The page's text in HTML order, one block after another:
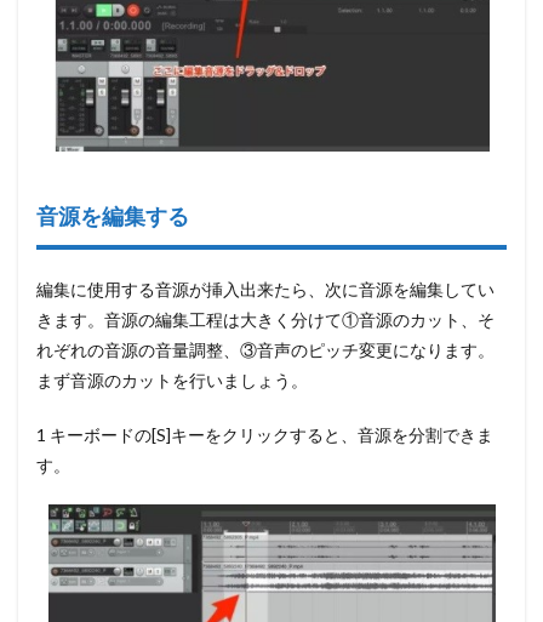
音源を編集する
編集に使用する音源が挿入出来たら、次に音源を編集してい
きます。音源の編集工程は大きく分けて①音源のカット、そ
れぞれの音源の音量調整、③音声のピッチ変更になります。
まず音源のカットを行いましょう。
1 キーボードの[S]キーをクリックすると、音源を分割できま
す。